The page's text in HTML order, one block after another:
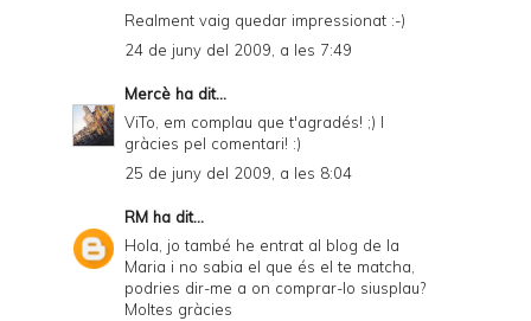
Realment vaig quedar impressionat :-)
24 de juny del 2009, a les 7:49
Mercè ha dit...
ViTo, em complau que t'agradés! ;) I
gràcies pel comentari! :)
25 de juny del 2009, a les 8:04
RM ha dit...
Hola, jo també he entrat al blog de la
Maria i no sabia el que és el te matcha,
podries dir-me a on comprar-lo siusplau?
Moltes gràcies